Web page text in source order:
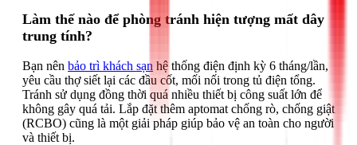
Làm thế nào để phòng tránh hiện tượng mất dây
trung tính?
Bạn nên bảo trì khách sạn hệ thống điện định kỳ 6 tháng/lần,
yêu cầu thợ siết lại các đầu cốt, mối nối trong tủ điện tổng.
Tránh sử dụng đồng thời quá nhiều thiết bị công suất lớn để
không gây quá tải. Lắp đặt thêm aptomat chống rò, chống giật
(RCBO) cũng là một giải pháp giúp bảo vệ an toàn cho người
và thiết bị.